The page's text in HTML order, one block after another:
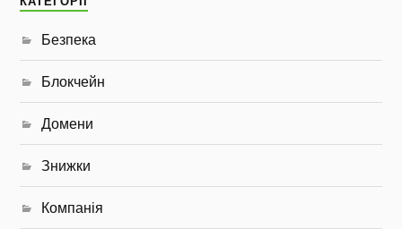
Безпека
Блокчейн
Домени
Знижки
Компанія